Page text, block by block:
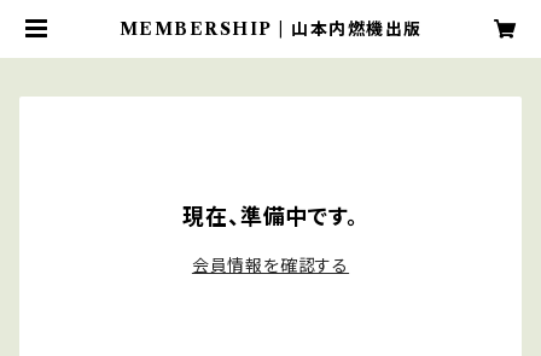
MEMBERSHIP | 山本内燃機出版
現在、準備中です。
会員情報を確認する